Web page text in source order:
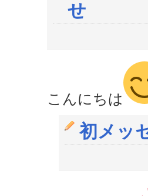
せ
こんにちは
初メッ